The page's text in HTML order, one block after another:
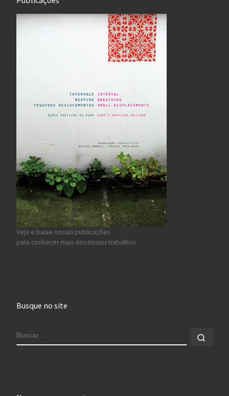
Veja e baixe nossas publicações
para conhecer mais dos nossos trabalhos
Busque no site
BUSCAR